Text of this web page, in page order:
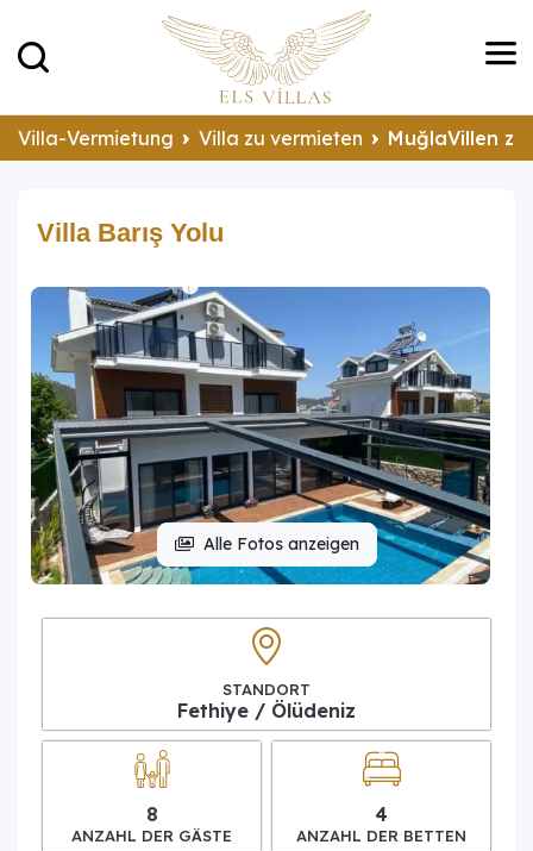
Villa-Vermietung Villa zu vermieten MuğlaVillen
Villa Barış Yolu
Alle Fotos anzeigen
STANDORT
Fethiye / Ölüdeniz
8
ANZAHL DER GÄSTE
4
ANZAHL DER BETTEN